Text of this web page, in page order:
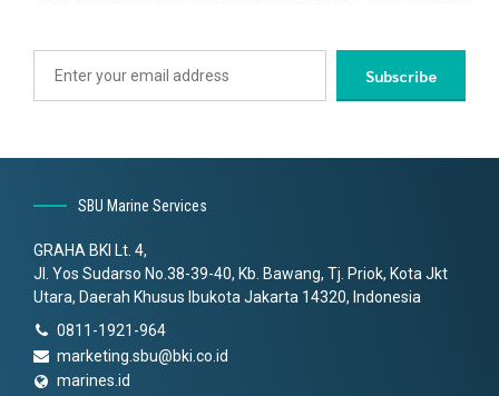
SBU Marine Services
GRAHA BKI Lt. 4,
Jl. Yos Sudarso No.38-39-40, Kb. Bawang, Tj. Priok, Kota Jkt
Utara, Daerah Khusus Ibukota Jakarta 14320, Indonesia
0811-1921-964
marketing.sbu@bki.co.id
marines.id